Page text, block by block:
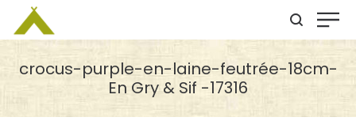
crocus-purple-en-laine-feutrée-18cm-
En Gry & Sif -17316